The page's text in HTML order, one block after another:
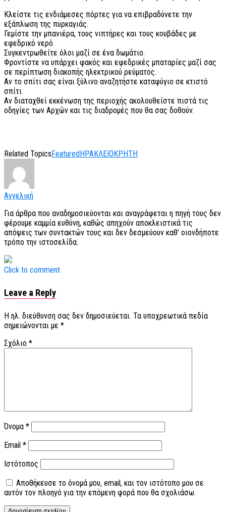
Κλείστε τις ενδιάμεσες πόρτες για να επιβραδύνετε την
εξάπλωση της πυρκαγιάς.
Γεμίστε την μπανιέρα, τους νιπτήρες και τους κουβάδες με
εφεδρικό νερό.
Συγκεντρωθείτε όλοι μαζί σε ένα δωμάτιο.
Φροντίστε να υπάρχει φακός και εφεδρικές μπαταρίες μαζί σας
σε περίπτωση διακοπής ηλεκτρικού ρεύματος.
Αν το σπίτι σας είναι ξύλινο αναζητήστε καταφύγιο σε κτιστό
σπίτι.
Αν διαταχθεί εκκένωση της περιοχής ακολουθείστε πιστά τις
οδηγίες των Αρχών και τις διαδρομές που θα σας δοθούν.
Related Topics Featured ΗΡΑΚΛΕΙΟΚΡΗΤΗ
Αγγελική
Για άρθρα που αναδημοσιεύονται και αναγράφεται η πηγή τους δεν
φέρουμε καμμία ευθύνη, καθώς απηχούν αποκλειστικά τις
απόψεις των συντακτών τους και δεν δεσμεύουν καθ’ οιονδήποτε
τρόπο την ιστοσελίδα.
Click to comment
Leave a Reply
Η ηλ. διεύθυνση σας δεν δημοσιεύεται. Τα υποχρεωτικά πεδία
σημειώνονται με *
Σχόλιο *
Όνομα *
Email *
Ιστότοπος
Αποθήκευσε το όνομά μου, email, και τον ιστότοπο μου σε
αυτόν τον πλοηγό για την επόμενη φορά που θα σχολιάσω.